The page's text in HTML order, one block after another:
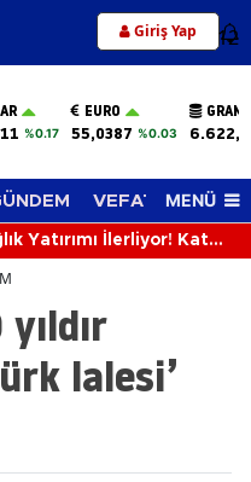
Giriş Yap 12
%0.17
EURO
55,0387 %0.03
VEFAT EDENLER
MENÜ
Şov!
lalesi’